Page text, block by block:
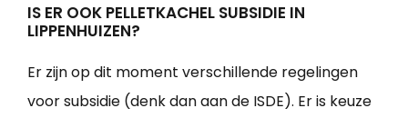
IS ER OOK PELLETKACHEL SUBSIDIE IN
LIPPENHUIZEN?
Er zijn op dit moment verschillende regelingen
voor subsidie (denk dan aan de ISDE). Er is keuze